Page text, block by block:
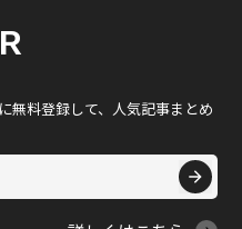
無料登録して、人気記事まとめ